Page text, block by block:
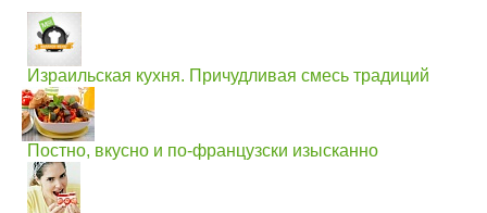
Израильская кухня. Причудливая смесь традиций
Постно, вкусно и по-французски изысканно